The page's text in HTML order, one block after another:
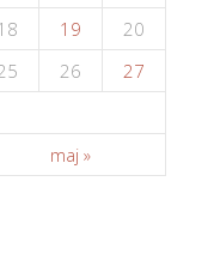
maj »
19
20
26
27